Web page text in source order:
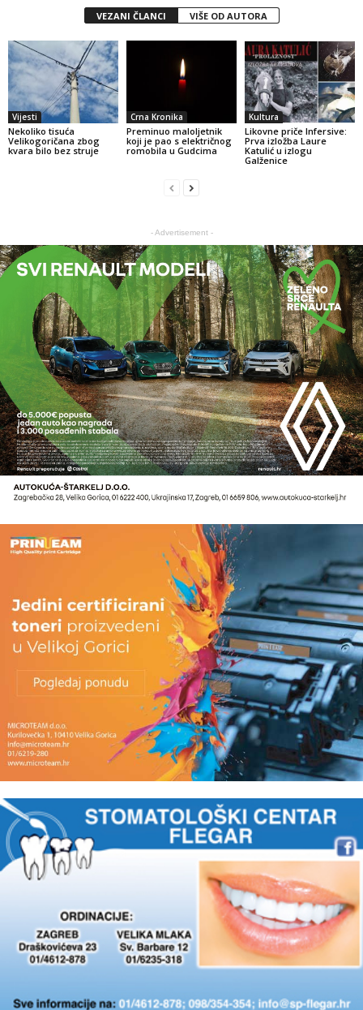
VEZANI ČLANCI VIŠE OD AUTORA
Vijesti
Nekoliko tisuća
Velikogoričana zbog
kvara bilo bez struje
Crna Kronika
Preminuo maloljetnik
koji je pao s električnog
romobila u Gudcima
Kultura
Likovne priče Infersive:
Prva izložba Laure
Katulić u izlogu
Galženice
- Advertisement -